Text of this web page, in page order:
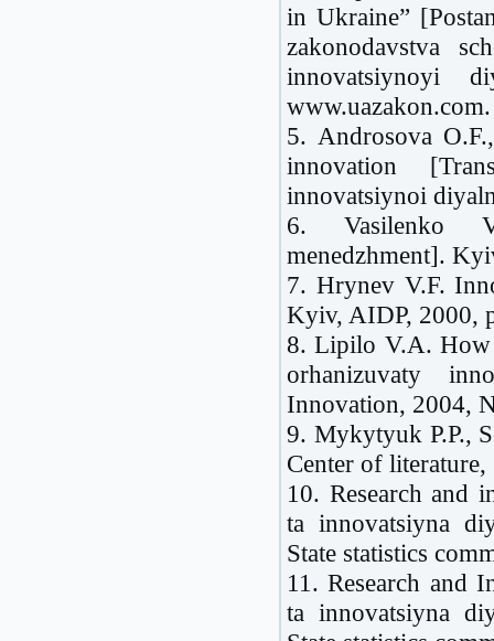
in Ukraine”
zakonodavstva
innovatsiynoyi
www.uazakon.com.
5. Androsova
innovation
innovatsiynoi
6. Vasilenko
menedzhment].
7. Hrynev V.F.
Kyiv, AIDP, 2000,
8. Lipilo V.A. How
orhanizuvaty
Innovation, 2004,
9. Mykytyuk P.P.,
Center of
10. Research and
ta innovatsiyna
State statistics
11. Research and
ta innovatsiyna